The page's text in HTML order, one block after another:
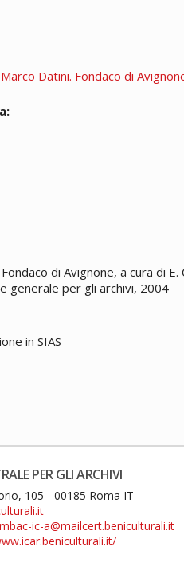
Datini. Fondaco di
di Avignone, a cura di E.
generale per gli archivi, 2004
in SIAS
PER GLI ARCHIVI
105 - 00185 Roma IT
mbac-ic-a@mailcert.beniculturali.it